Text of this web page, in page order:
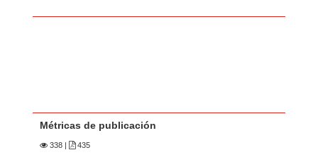
Métricas de publicación
338 435